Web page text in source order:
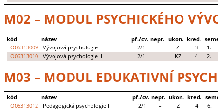
M02 – MODUL PSYCHICKÉHO
kód název př./cv. nepr. ukon. kred.
O06313009
Vývojová psychologie I 2/1 – Z 3
1.
O06313010
Vývojová psychologie II 2/1 – KZ 4 2.
M03 – MODUL EDUKATIVNÍ
kód název př./cv. nepr. ukon. kred.
O06313012
Pedagogická psychologie I 2/1 – Z 4 6.